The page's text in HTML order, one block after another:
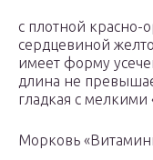
с плотной
сердцевиной
имеет форму
длина не
гладкая с мелкими
Морковь